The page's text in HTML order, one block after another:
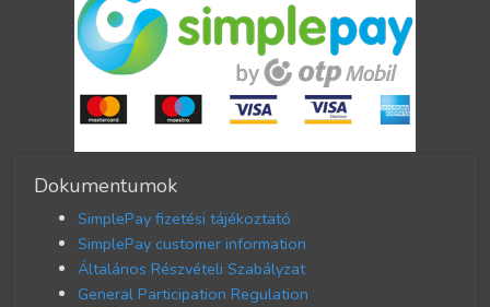
Dokumentumok
SimplePay fizetési tájékoztató
SimplePay customer information
Általános Részvételi Szabályzat
General Participation Regulation